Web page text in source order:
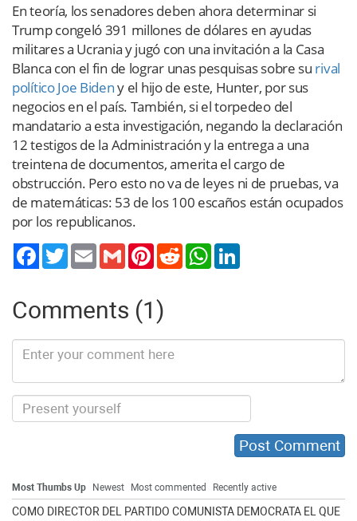
En teoría, los senadores deben ahora determinar si
Trump congeló 391 millones de dólares en ayudas
militares a Ucrania y jugó con una invitación a la Casa
Blanca con el fin de lograr unas pesquisas sobre su rival
político Joe Bideny el hijo de este, Hunter, por sus
negocios en el país. También, si el torpedeo del
mandatario a esta investigación, negando la declaración
12 testigos de la Administración y la entrega a una
treintena de documentos, amerita el cargo de
obstrucción. Pero esto no va de leyes ni de pruebas, va
de matemáticas: 53 de los 100 escaños están ocupados
por los republicanos.
TwitterEmail Gmail PinterestReddit WhatsApp
Comments (1)
Most Thumbs Up Newest Most commented Recently active
COMO DIRECTOR DEL PARTIDO COMUNISTA DEMOCRATA EL QUE